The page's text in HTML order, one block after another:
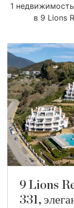
1
в 9 Lions
9 Lions
331,